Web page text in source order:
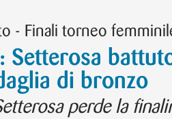
- Finali torneo
Setterosa
di bronzo
perde la